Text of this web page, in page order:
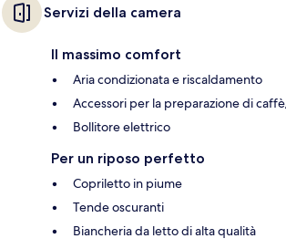
Servizi della camera
Il massimo comfort
Aria condizionata e riscaldamento
Accessori per la preparazione di
Bollitore elettrico
Per un riposo perfetto
Copriletto in piume
Tende oscuranti
Biancheria da letto di alta qualità